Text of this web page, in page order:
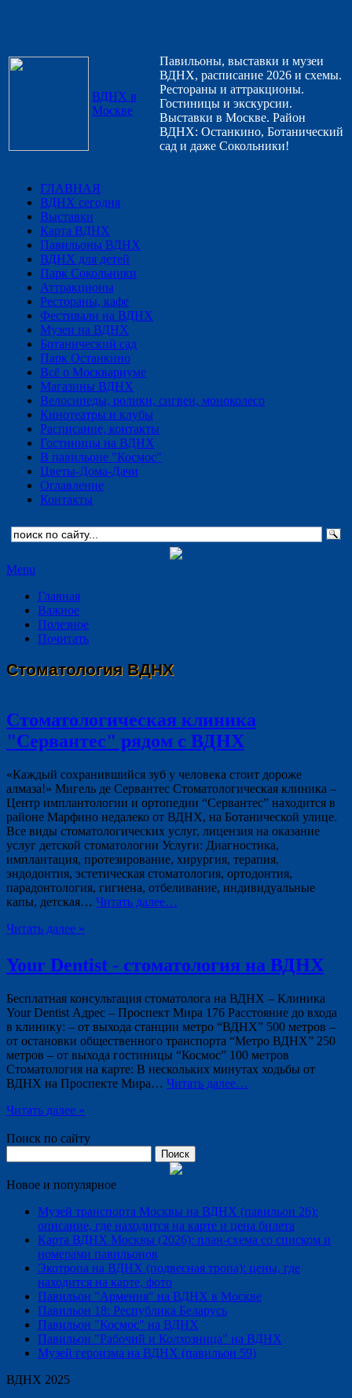
ВДНХ в
Москве
Павильоны, выставки и музеи
ВДНХ, расписание 2026 и схемы.
Рестораны и аттракционы.
Гостиницы и экскурсии.
Выставки в Москве. Район
ВДНХ: Останкино, Ботанический
сад и даже Сокольники!
ГЛАВНАЯ
ВДНХ сегодня
Выставки
Карта ВДНХ
Павильоны ВДНХ
ВДНХ для детей
Парк Сокольники
Аттракционы
Рестораны, кафе
Фестивали на ВДНХ
Музеи на ВДНХ
Ботанический сад
Парк Останкино
Всё о Москвариуме
Магазины ВДНХ
Велосипеды, ролики, сигвеи, моноколесо
Кинотеатры и клубы
Расписание, контакты
Гостиницы на ВДНХ
В павильоне "Космос"
Цветы-Дома-Дачи
Оглавление
Контакты
Menu
Главная
Важное
Полезное
Почитать
Стоматология ВДНХ
Стоматологическая клиника
"Сервантес" рядом с ВДНХ
«Каждый сохранившийся зуб у человека стоит дороже
алмаза!» Мигель де Сервантес Стоматологическая клиника –
Центр имплантологии и ортопедии “Сервантес” находится в
районе Марфино недалеко от ВДНХ, на Ботанической улице.
Все виды стоматологических услуг, лицензия на оказание
услуг детской стоматологии Услуги: Диагностика,
имплантация, протезирование, хирургия, терапия,
эндодонтия, эстетическая стоматология, ортодонтия,
парадонтология, гигиена, отбеливание, индивидуальные
капы, детская… Читать далее…
Читать далее »
Your Dentist - стоматология на ВДНХ
Бесплатная консультация стоматолога на ВДНХ – Клиника
Your Dentist Адрес – Проспект Мира 176 Расстояние до входа
в клинику: – от выхода станции метро “ВДНХ” 500 метров –
от остановки общественного транспорта “Метро ВДНХ” 250
метров – от выхода гостиницы “Космос” 100 метров
Стоматология на карте: В нескольких минутах ходьбы от
ВДНХ на Проспекте Мира… Читать далее…
Читать далее »
Поиск по сайту
Новое и популярное
Музей транспорта Москвы на ВДНХ (павильон 26):
описание, где находится на карте и цена билета
Карта ВДНХ Москвы (2026): план-схема со списком и
номерами павильонов
Экотропа на ВДНХ (подвесная тропа): цены, где
находится на карте, фото
Павильон "Армения" на ВДНХ в Москве
Павильон 18: Республика Беларусь
Павильон "Космос" на ВДНХ
Павильон "Рабочий и Колхозница" на ВДНХ
Музей героизма на ВДНХ (павильон 59)
ВДНХ 2025